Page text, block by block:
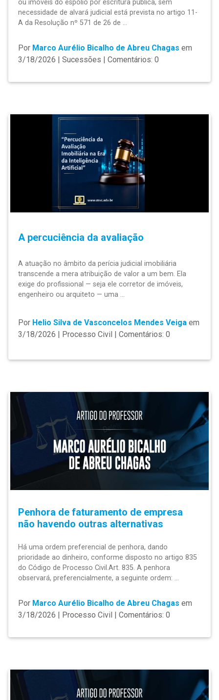
ou imóveis do espólio por escritura pública, sem
necessidade de alvará judicial está prevista no artigo 11-
A da Resolução nº 571 de 26 de ...
Por Marco Aurélio Bicalho de Abreu Chagas em
3/18/2026 | Sucessões | Comentários: 0
A percuciência da avaliação
A atuação no âmbito da perícia judicial imobiliária
transcende a mera atribuição de valor a um bem. Ela
exige do profissional — seja ele corretor de imóveis,
engenheiro ou arquiteto — uma ...
Por Helio Silva de Vasconcelos Mendes Veiga em
3/18/2026 | Processo Civil | Comentários: 0
Penhora de faturamento de empresa
não havendo outras alternativas
Há uma ordem preferencial de penhora, dando
prioridade ao dinheiro, conforme disposto no artigo 835
do Código de Processo Civil.Art. 835. A penhora
observará, preferencialmente, a seguinte ordem: ...
Por Marco Aurélio Bicalho de Abreu Chagas em
3/18/2026 | Processo Civil | Comentários: 0